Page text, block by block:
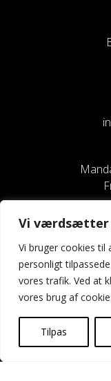
Vi værdsætter
Vi bruger cookies til
personligt
vores trafik. Ved at
vores brug af
Tilpas
Reg. &